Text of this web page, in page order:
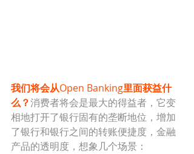
我们将会从Open Banking里面获益什
么？消费者将会是最大的得益者，它变
相地打开了银行固有的垄断地位，增加
了银行和银行之间的转账便捷度，金融
产品的透明度，想象几个场景：